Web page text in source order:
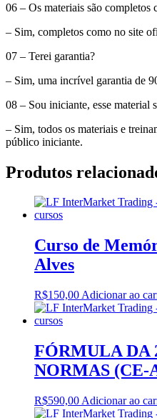
06 – Os materiais são completos
– Sim, completos como no site
07 – Terei garantia?
– Sim, uma incrível garantia de
08 – Sou iniciante, esse material
– Sim, todos os materiais e
público iniciante.‬
Produtos
Curso de
Alves
R$150,00 Adicionar ao
FÓRMULA DA
NORMAS (CE-
R$590,00 Adicionar ao